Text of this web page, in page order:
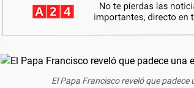
El Papa Francisco reveló que